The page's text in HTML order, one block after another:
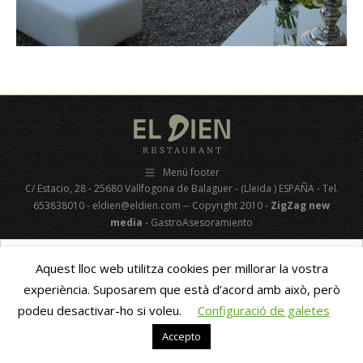
Menú footer
C/ Estacio, 28 - 25680 Vallfogona de Balaguer - (Lleida ) ESPAÑA - Tel.
653838010 - eldien@eldien.com -- Copyright 2010 -ZigZag new
media- GastroAsesoramiento
Aquest lloc web utilitza cookies per millorar la vostra
experiència. Suposarem que està d’acord amb això, però
podeu desactivar-ho si voleu.
Configuració de galetes
Accepto